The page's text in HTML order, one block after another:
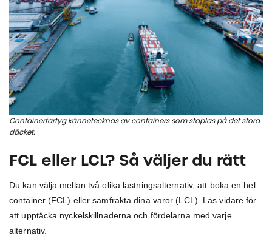
Containerfartyg kännetecknas av containers som staplas på det stora
däcket.
FCL eller LCL? Så väljer du rätt
Du kan välja mellan två olika lastningsalternativ, att boka en hel
container (FCL) eller samfrakta dina varor (LCL). Läs vidare för
att upptäcka nyckelskillnaderna och fördelarna med varje
alternativ.